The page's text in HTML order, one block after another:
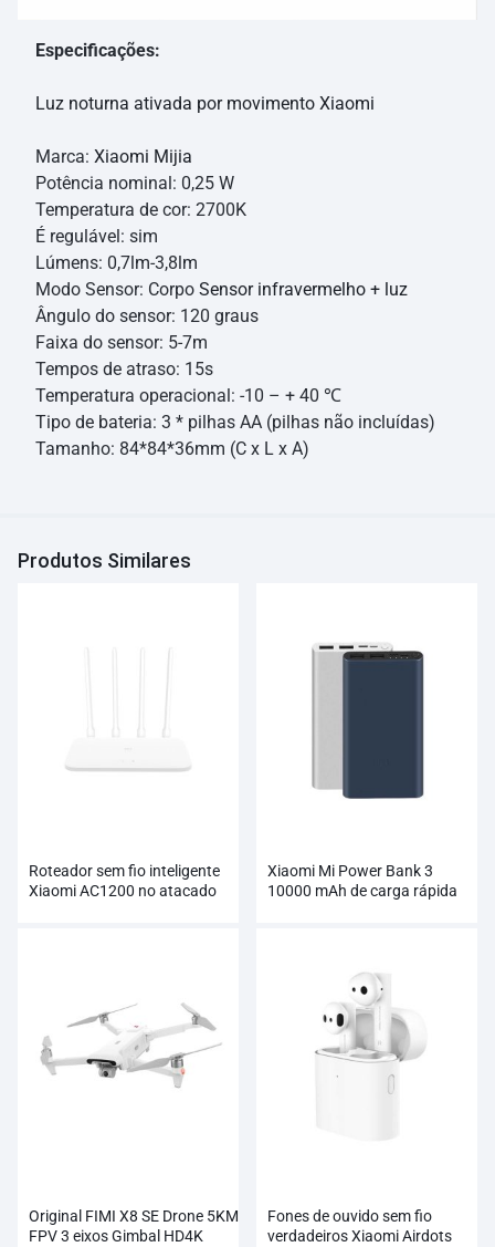
Especificações:
Luz noturna ativada por movimento Xiaomi
Marca: Xiaomi Mijia
Potência nominal: 0,25 W
Temperatura de cor: 2700K
É regulável: sim
Lúmens: 0,7lm-3,8lm
Modo Sensor: Corpo Sensor infravermelho + luz
Ângulo do sensor: 120 graus
Faixa do sensor: 5-7m
Tempos de atraso: 15s
Temperatura operacional: -10 – + 40 ℃
Tipo de bateria: 3 * pilhas AA (pilhas não incluídas)
Tamanho: 84*84*36mm (C x L x A)
Produtos Similares
Roteador sem fio inteligente
Xiaomi AC1200 no atacado
Xiaomi Mi Power Bank 3
10000 mAh de carga rápida
Original FIMI X8 SE Drone 5KM
FPV 3 eixos Gimbal HD4K
Fones de ouvido sem fio
verdadeiros Xiaomi Airdots